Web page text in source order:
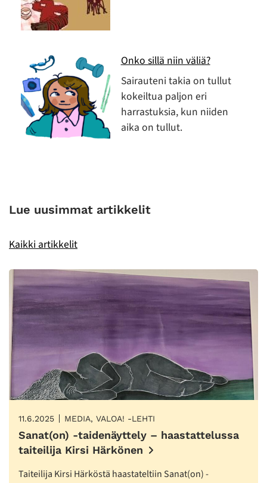
Onko sillä niin väliä?
Sairauteni takia on tullut
kokeiltua paljon eri
harrastuksia, kun niiden
aika on tullut.
Lue uusimmat artikkelit
Kaikki artikkelit
11.6.2025 MEDIA, VALOA! -LEHTI
Sanat(on) -taidenäyttely – haastattelussa
taiteilija Kirsi Härkönen
Taiteilija Kirsi Härköstä haastateltiin Sanat(on) -